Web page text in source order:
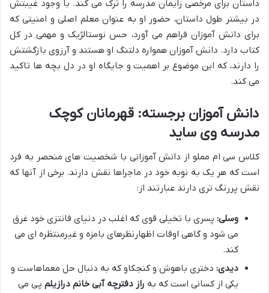
داستان برای مرخصی زایمان مدرسه را ترک می کند. با وجود غیبتش
در بیشتر طول داستان، حضور او به عنوان معلم اصلی و امنیتی که
برای دانش آموزان فراهم می آورد، حس نوستالژیک و مهمی در کل
کتاب دارد. دانش آموزان همواره دلتنگ او هستند و آرزوی بازگشتش
را دارند، که این موضوع بر اهمیت و جایگاه او در دل بچه ها تاکید
می کند.
دانش آموزان برجسته: قهرمانان کوچک
مدرسه وی ساید
کلاس سی ام مملو از دانش آموزانی با شخصیت های منحصر به فرد
است که هر یک به نوبه خود در ماجراها نقش دارند. برخی از آنها که
نقش پررنگ تری دارند عبارتند از:
وسلی: پسری با تخیلی قوی که اغلب در دنیای فانتزی خود غرق
می شود و گاهی اوقات اظهارنظرهای بامزه و غیرمنتظره ای می
کند.
دیدی: دختری باهوش و کنجکاو که به دنبال حل معماهاست و
یکی از کسانی است که به راز دفترچه آبی خانم درازیلم پی می